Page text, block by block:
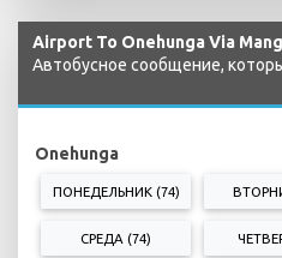
Airport To Onehunga Via
Автобусное сообщение,
Onehunga
ПОНЕДЕЛЬНИК (74)
СРЕДА (74)